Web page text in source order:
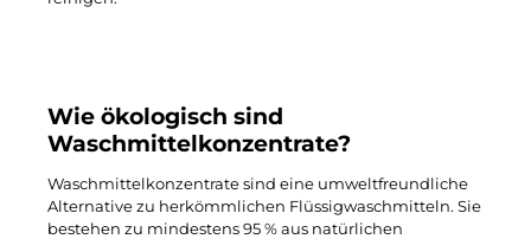
Wie ökologisch sind
Waschmittelkonzentrate?
Waschmittelkonzentrate sind eine umweltfreundliche
Alternative zu herkömmlichen Flüssigwaschmitteln. Sie
bestehen zu mindestens 95 % aus natürlichen